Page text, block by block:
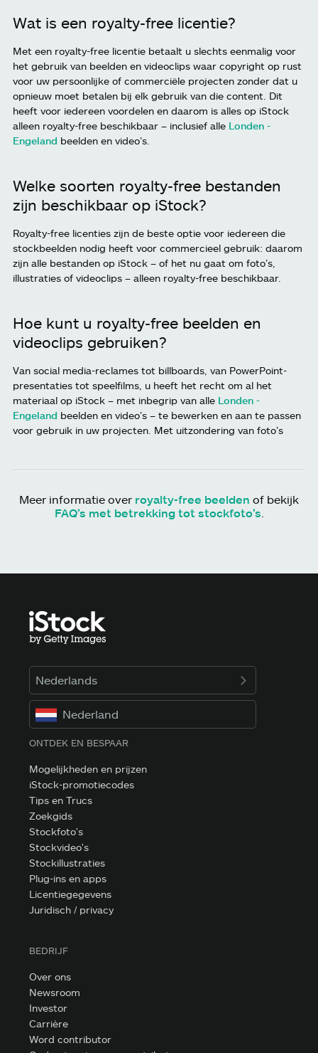
Wat is een royalty-free licentie?
Met een royalty-free licentie betaalt u slechts eenmalig voor
het gebruik van beelden en videoclips waar copyright op rust
voor uw persoonlijke of commerciële projecten zonder dat u
opnieuw moet betalen bij elk gebruik van die content. Dit
heeft voor iedereen voordelen en daarom is alles op iStock
alleen royalty-free beschikbaar – inclusief alle Londen -
Engeland beelden en video’s.
Welke soorten royalty-free bestanden
zijn beschikbaar op iStock?
Royalty-free licenties zijn de beste optie voor iedereen die
stockbeelden nodig heeft voor commercieel gebruik: daarom
zijn alle bestanden op iStock – of het nu gaat om foto’s,
illustraties of videoclips – alleen royalty-free beschikbaar.
Hoe kunt u royalty-free beelden en
videoclips gebruiken?
Van social media-reclames tot billboards, van PowerPoint-
presentaties tot speelfilms, u heeft het recht om al het
materiaal op iStock – met inbegrip van alle Londen -
Engeland beelden en video’s – te bewerken en aan te passen
voor gebruik in uw projecten. Met uitzondering van foto’s
Meer informatie over royalty-free beelden of bekijk
FAQ’s met betrekking tot stockfoto’s
Nederlands
Nederland
ONTDEK EN BESPAAR
Mogelijkheden en prijzen
iStock-promotiecodes
Tips en Trucs
Zoekgids
Stockfoto's
Stockvideo's
Stockillustraties
Plug-ins en apps
Licentiegegevens
Juridisch / privacy
BEDRIJF
Over ons
Newsroom
Investor
Carrière
Word contributor